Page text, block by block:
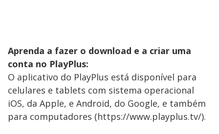
Aprenda a fazer o download e a criar uma
conta no PlayPlus:
O aplicativo do PlayPlus está disponível para
celulares e tablets com sistema operacional
iOS, da Apple, e Android, do Google, e também
para computadores (https://www.playplus.tv/).